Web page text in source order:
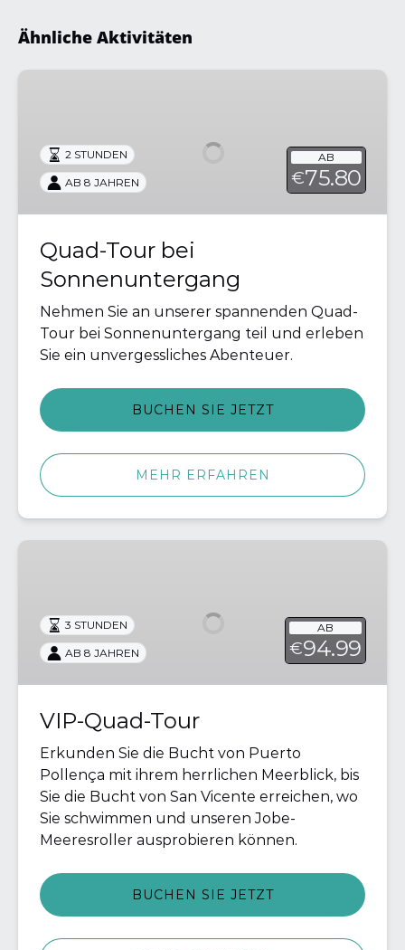
Ähnliche Aktivitäten
Sonnenuntergang
AB
€75.80
2 STUNDEN
AB 8 JAHREN
Quad-Tour bei
Sonnenuntergang
Nehmen Sie an unserer spannenden Quad-
Tour bei Sonnenuntergang teil und erleben
Sie ein unvergessliches Abenteuer.
BUCHEN SIE JETZT
MEHR ERFAHREN
AB
€94.99
3 STUNDEN
AB 8 JAHREN
VIP-Quad-Tour
Erkunden Sie die Bucht von Puerto
Pollença mit ihrem herrlichen Meerblick, bis
Sie die Bucht von San Vicente erreichen, wo
Sie schwimmen und unseren Jobe-
Meeresroller ausprobieren können.
BUCHEN SIE JETZT